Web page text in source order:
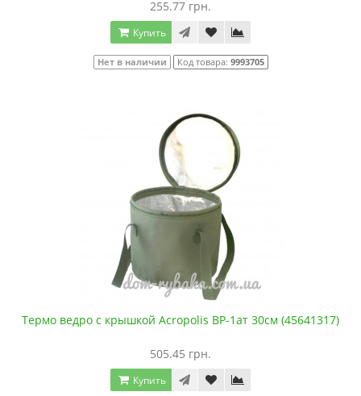
255.77 грн.
Купить
Нет в наличии Код товара: 9993705
Термо ведро с крышкой Acropolis ВР-1ат 30cм (45641317)
505.45 грн.
Купить